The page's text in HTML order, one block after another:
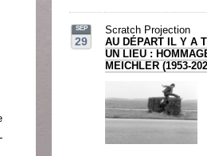
SEP
29
Scratch Projection
AU DÉPART IL Y A
UN LIEU :
MEICHLER (1953-